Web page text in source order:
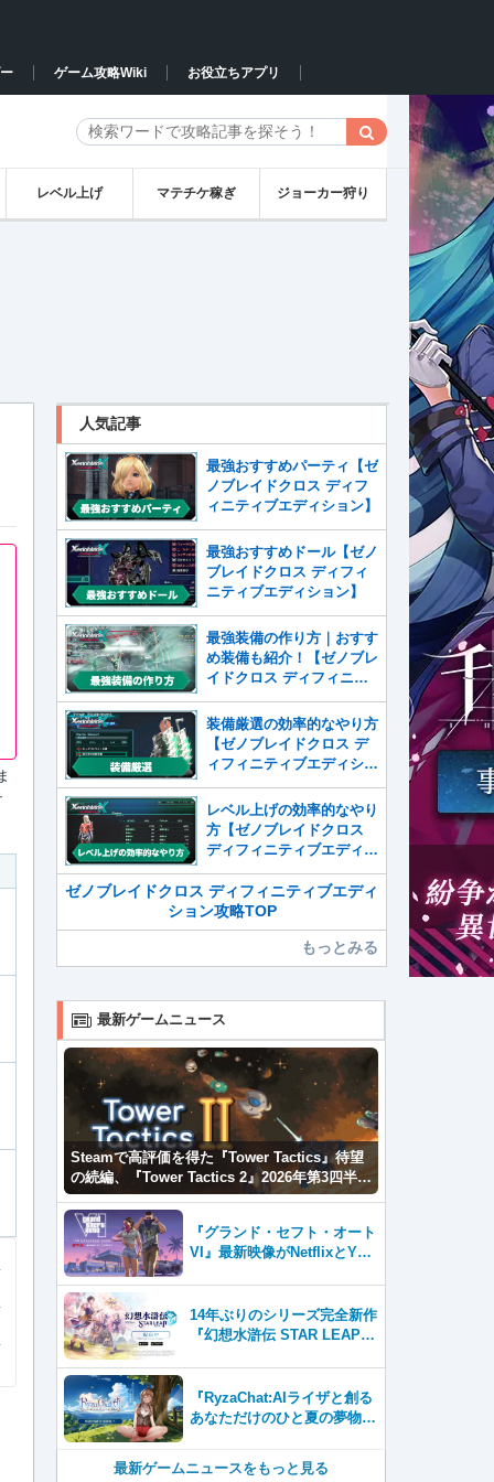
ゲーム攻略Wiki お役立ちアプリ
レベル上げ マテチケ稼ぎ ジョーカー狩り
人気記事
最強おすすめパーティ【ゼ
ノブレイドクロス ディフ
ィニティブエディション】
最強おすすめドール【ゼノ
ブレイドクロス ディフィ
ニティブエディション】
最強装備の作り方｜おすす
め装備も紹介！【ゼノブレ
イドクロス ディフィニテ
ィブエディション】
装備厳選の効率的なやり方
【ゼノブレイドクロス デ
ィフィニティブエディショ
ン】
レベル上げの効率的なやり
方【ゼノブレイドクロス
ディフィニティブエディシ
ョン】
ゼノブレイドクロス ディフィニティブエディ
ション攻略TOP
もっとみる
最新ゲームニュース
Steamで高評価を得た『Tower Tactics』待望
の続編、『Tower Tactics 2』2026年第3四半期
に早期アクセス開始
『グランド・セフト・オート
VI』最新映像がNetflixとYou
14年ぶりのシリーズ完全新作
『幻想水滸伝 STAR LEAP』
『RyzaChat:AIライザと創る
あなただけのひと夏の夢物
テムはこれまでにない新鮮な
最新ゲームニュースをもっと見る